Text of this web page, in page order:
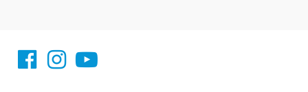
facebook imit.conicet
imit.conicet
Youtube